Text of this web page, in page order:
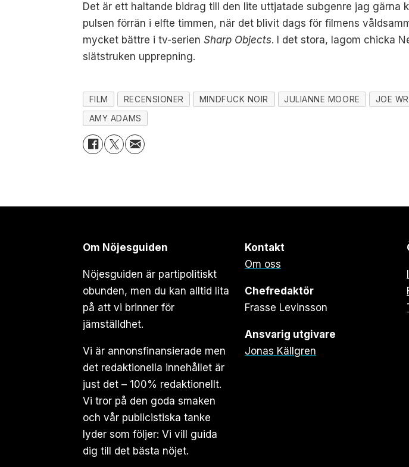
Det är ett haltande bidrag till den lite uttjatade subgenre jag gärna
pulsen förrän i elfte timmen, när det blivit dags för filmens
mycket bättre i tv-serienSharp Objects. I det stora, lagom chicka
slätstruken upprepning.
FILM RECENSIONER MINDFUCK NOIR JULIANNE MOORE JOE
AMY ADAMS
Om Nöjesguiden
Nöjesguiden är partipolitiskt
obunden, men du kan alltid lita
på att vi brinner för
jämställdhet.
Vi är annonsfinansierade men
det redaktionella innehållet är
just det – 100% redaktionellt.
Vi tror på den goda smaken
och vår publicistiska tanke
lyder som följer: Vi vill guida
dig till det bästa nöjet.
Kontakt
Om oss
Chefredaktör
Frasse Levinsson
Ansvarig utgivare
Jonas Källgren